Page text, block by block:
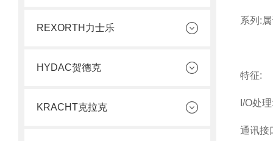
REXORTH力士乐
HYDAC贺德克
KRACHT克拉克
系列:
特征:
I/O处
通讯接